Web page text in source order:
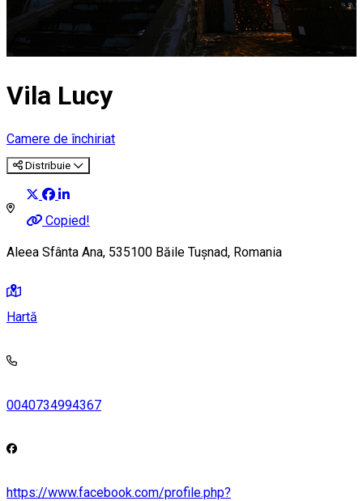
Vila Lucy
Camere de închiriat
Distribuie
Copied!
Aleea Sfânta Ana, 535100 Băile Tușnad, Romania
Hartă
0040734994367
https://www.facebook.com/profile.php?